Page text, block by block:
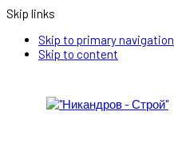
Skip links
Skip to primary navigation
Skip to content